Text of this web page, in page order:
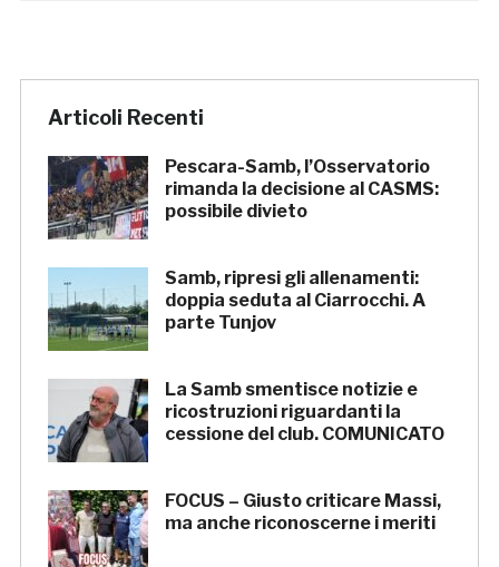
Articoli Recenti
Pescara-Samb, l’Osservatorio
rimanda la decisione al CASMS:
possibile divieto
Samb, ripresi gli allenamenti:
doppia seduta al Ciarrocchi. A
parte Tunjov
La Samb smentisce notizie e
ricostruzioni riguardanti la
cessione del club. COMUNICATO
FOCUS – Giusto criticare Massi,
ma anche riconoscerne i meriti